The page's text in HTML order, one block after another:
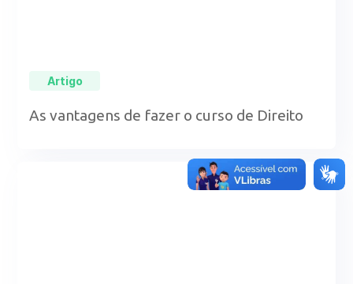
Artigo
As vantagens de fazer o curso de Direito